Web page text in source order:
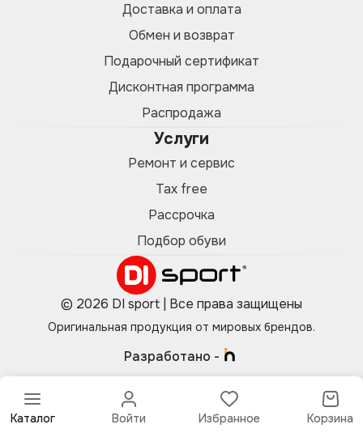
Доставка и оплата
Обмен и возврат
Подарочный сертификат
Дисконтная программа
Распродажа
Услуги
Ремонт и сервис
Tax free
Рассрочка
Подбор обуви
© 2026 DI sport | Все права защищены
Оригинальная продукция от мировых брендов.
Разработано -
Каталог Войти Избранное Корзина